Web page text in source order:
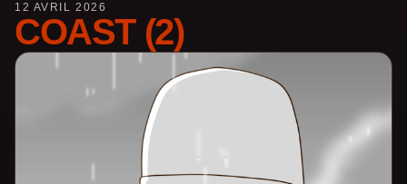
12 AVRIL 2026
COAST (2)